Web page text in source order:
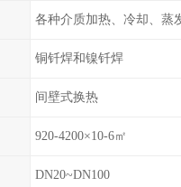
各种介质加热、冷却、蒸
铜钎焊和镍钎焊
间壁式换热
920-4200×10-6㎡
DN20~DN100